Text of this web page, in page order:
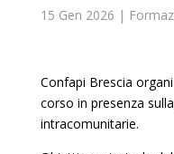
15 Gen 2026 |
Confapi Brescia
corso in presenza
intracomunitarie.